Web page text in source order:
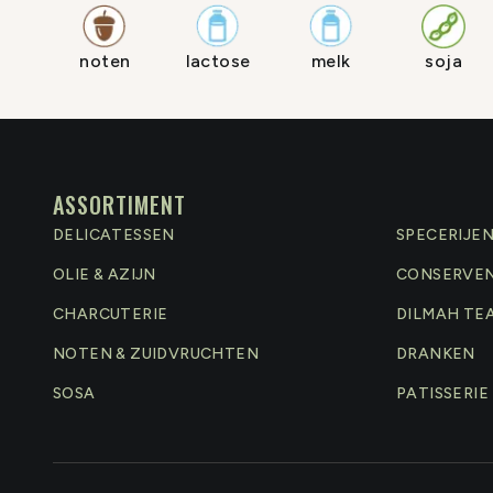
noten lactose melk soja
ASSORTIMENT
DELICATESSEN SPECERIJEN
OLIE & AZIJN
CHARCUTERIE DILMAH
NOTEN & ZUIDVRUCHTEN DRANKEN
SOSA PATISSERIE